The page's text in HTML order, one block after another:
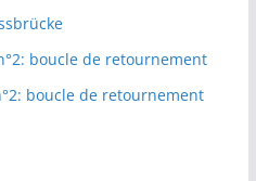
boucle de retournement
boucle de retournement